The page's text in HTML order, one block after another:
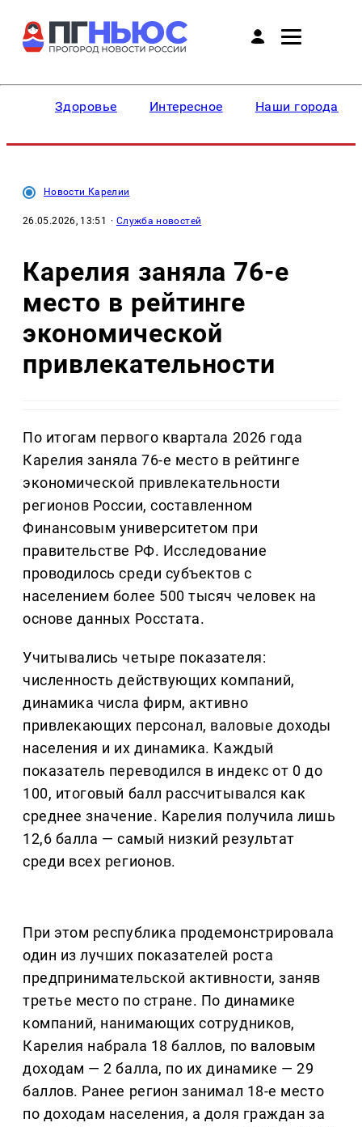
Здоровье Интересное Наши города
Новости Карелии
26.05.2026, 13:51 · Служба новостей
Карелия заняла 76-е
место в рейтинге
экономической
привлекательности
По итогам первого квартала 2026 года
Карелия заняла 76-е место в рейтинге
экономической привлекательности
регионов России, составленном
Финансовым университетом при
правительстве РФ. Исследование
проводилось среди субъектов с
населением более 500 тысяч человек на
основе данных Росстата.
Учитывались четыре показателя:
численность действующих компаний,
динамика числа фирм, активно
привлекающих персонал, валовые доходы
населения и их динамика. Каждый
показатель переводился в индекс от 0 до
100, итоговый балл рассчитывался как
среднее значение. Карелия получила лишь
12,6 балла — самый низкий результат
среди всех регионов.
При этом республика продемонстрировала
один из лучших показателей роста
предпринимательской активности, заняв
третье место по стране. По динамике
компаний, нанимающих сотрудников,
Карелия набрала 18 баллов, по валовым
доходам — 2 балла, по их динамике — 29
баллов. Ранее регион занимал 18-е место
по доходам населения, а доля граждан за